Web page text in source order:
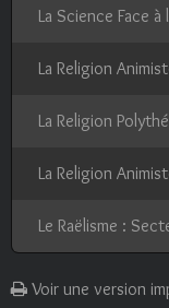
La Science Face à
La Religion
La Religion
La Religion
Le Raëlisme :
Voir une version